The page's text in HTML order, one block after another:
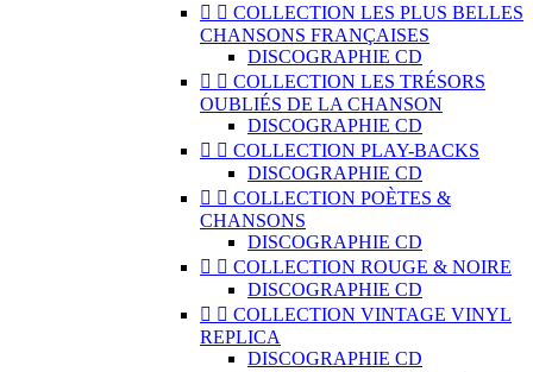
  COLLECTION LES PLUS BELLES
CHANSONS FRANÇAISES
DISCOGRAPHIE CD
  COLLECTION LES TRÉSORS
OUBLIÉS DE LA CHANSON
DISCOGRAPHIE CD
  COLLECTION PLAY-BACKS
DISCOGRAPHIE CD
  COLLECTION POÈTES &
CHANSONS
DISCOGRAPHIE CD
  COLLECTION ROUGE & NOIRE
DISCOGRAPHIE CD
  COLLECTION VINTAGE VINYL
REPLICA
DISCOGRAPHIE CD